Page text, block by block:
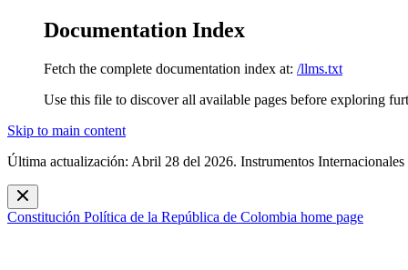
Documentation Index
Fetch the complete documentation index at: /llms.txt
Use this file to discover all available pages before exploring
Skip to main content
Última actualización: Abril 28 del 2026. Instrumentos Internacionales
Constitución Política de la República de Colombia home page